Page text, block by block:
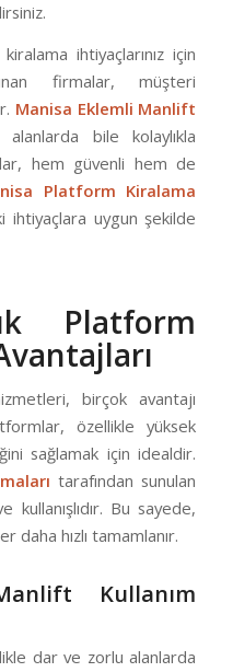
ihtiyaçlarınız için
firmalar, müşteri
Manisa Eklemli Manlift
bile kolaylıkla
hem güvenli hem de
Platform Kiralama
ihtiyaçlara uygun şekilde
Platform
birçok avantajı
özellikle yüksek
sağlamak için idealdir.
tarafından sunulan
kullanışlıdır. Bu sayede,
daha hızlı tamamlanır.
Kullanım
dar ve zorlu alanlarda